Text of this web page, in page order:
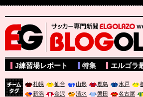
サッカー専門新聞ELGOLAZO web版 BLOGOLA
J練習場レポート 特集 エルゴラ
札幌 仙台 山形 鹿島 水戸
新潟
金沢 清水 磐田 名古屋